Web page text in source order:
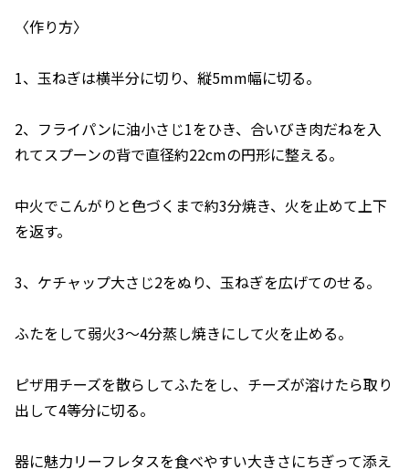
〈作り方〉
1、玉ねぎは横半分に切り、縦5mm幅に切る。
2、フライパンに油小さじ1をひき、合いびき肉だねを入
れてスプーンの背で直径約22cmの円形に整える。
中火でこんがりと色づくまで約3分焼き、火を止めて上下
を返す。
3、ケチャップ大さじ2をぬり、玉ねぎを広げてのせる。
ふたをして弱火3〜4分蒸し焼きにして火を止める。
ピザ用チーズを散らしてふたをし、チーズが溶けたら取り
出して4等分に切る。
器に魅力リーフレタスを食べやすい大きさにちぎって添え